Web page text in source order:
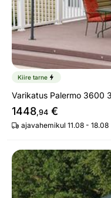
Kiire tarne
Varikatus Palermo 3600
1448,94 €
ajavahemikul 11.08 - 18.08
Autotelk 3,90x6,1 m